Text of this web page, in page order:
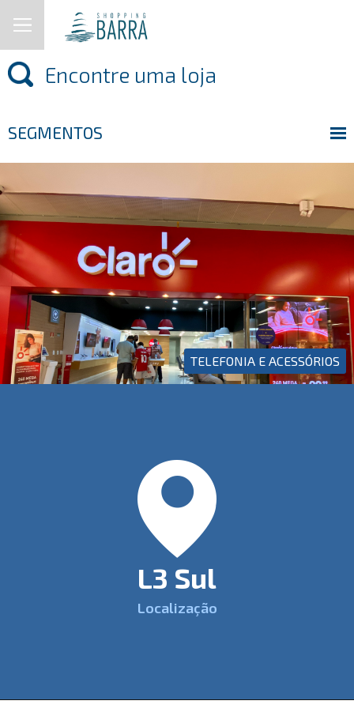
SEGMENTOS
TELEFONIA E ACESSÓRIOS
L3 Sul
Localização